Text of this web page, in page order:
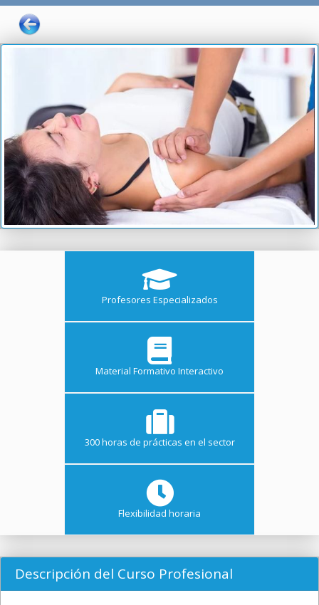
Profesores Especializados
Material Formativo Interactivo
300 horas de prácticas en el sector
Flexibilidad horaria
Descripción del Curso Profesional